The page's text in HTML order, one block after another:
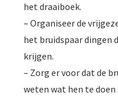
het draaiboek.
– Organiseer de
het bruidspaar dingen
krijgen.
– Zorg er voor dat de
weten wat hen te